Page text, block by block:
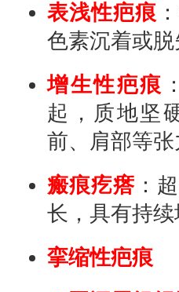
表浅性疤痕
色素沉着或
增生性疤痕
起，质地坚
前、肩部等张
瘢痕疙瘩 ：
长，具有持
挛缩性疤痕